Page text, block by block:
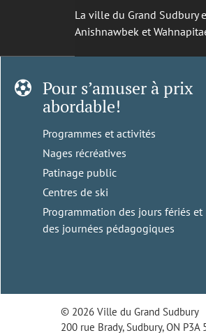
La ville du Grand Sudbury
Anishnawbek et
Pour s’amuser à prix
abordable!
Programmes et activités
Nages récréatives
Patinage public
Centres de ski
Programmation des jours fériés et
des journées pédagogiques
© 2026 Ville du Grand Sudbury
200 rue Brady, Sudbury, ON P3A